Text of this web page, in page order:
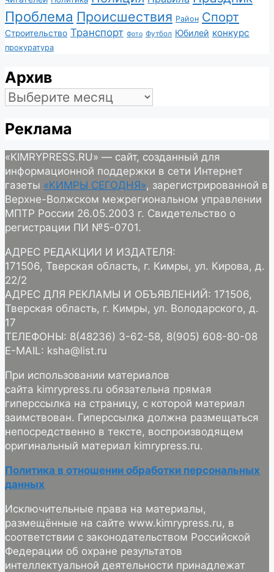
Проблема Происшествия Район Спорт
Строительство Транспорт Фото Футбол Юбилей конкурс
прокуратура
Архив
Архив
Реклама
«KIMRYPRESS.RU» — сайт, созданный для
информационной поддержки в сети Интернет
газеты «КИМРЫ СЕГОДНЯ», зарегистрированной в
Верхне-Волжском межрегиональном управлении
МПТР России 26.05.2003 г. Свидетельство о
регистрации ПИ №5-0701.
АДРЕС РЕДАКЦИИ И ИЗДАТЕЛЯ:
171506, Тверская область, г. Кимры, ул. Кирова, д.
22/2
АДРЕС ДЛЯ РЕКЛАМЫ И ОБЪЯВЛЕНИЙ: 171506,
Тверская область, г. Кимры, ул. Володарского, д.
17
ТЕЛЕФОНЫ: 8(48236) 3-62-58, 8(905) 608-80-08
E-MAIL: ksha@list.ru
При использовании материалов
сайта kimrypress.ru обязательна прямая
гиперссылка на страницу, с которой материал
заимствован. Гиперссылка должна размещаться
непосредственно в тексте, воспроизводящем
оригинальный материал kimrypress.ru.
Политика в отношении обработки персональных
данных
Исключительные права на материалы,
размещённые на сайте www.kimrypress.ru, в
соответствии с законодательством Российской
Федерации об охране результатов
интеллектуальной деятельности принадлежат